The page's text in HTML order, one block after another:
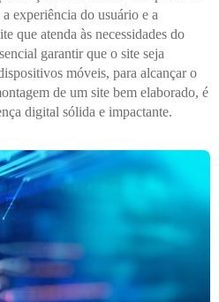
experiência do usuário e a
que atenda às necessidades do
garantir que o site seja
móveis, para alcançar o
de um site bem elaborado, é
digital sólida e impactante.